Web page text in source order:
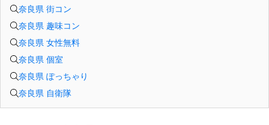
開催前日の23:00までに最少催行人数男性2名対女性2名に満たない場合
但し、当日で急なキャンセルががあった場合には当日中止になる事もあります。
奈良県 街コン
奈良県 趣味コン
奈良県 女性無料
奈良県 個室
奈良県 ぽっちゃり
奈良県 自衛隊